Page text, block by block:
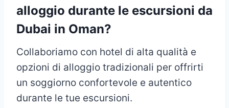
alloggio durante le escursioni da
Dubai in Oman?
Collaboriamo con hotel di alta qualità e
opzioni di alloggio tradizionali per offrirti
un soggiorno confortevole e autentico
durante le tue escursioni.